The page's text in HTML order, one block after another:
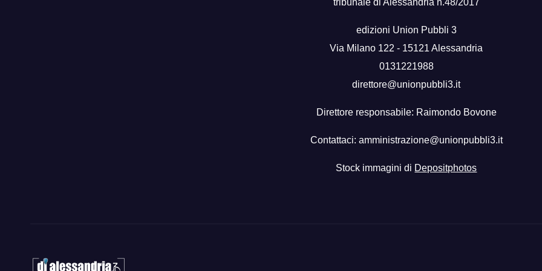
edizioni Union Pubbli 3
Via Milano 122 - 15121 Alessandria
0131221988
direttore@unionpubbli3.it
Direttore responsabile: Raimondo Bovone
Contattaci: amministrazione@unionpubbli3.it
Stock immagini di Depositphotos